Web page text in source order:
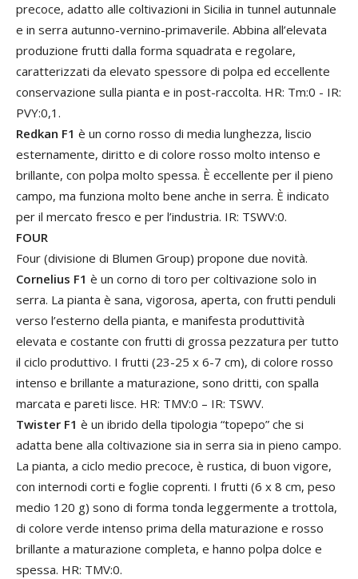
precoce, adatto alle coltivazioni in Sicilia in tunnel autunnale
e in serra autunno-vernino-primaverile. Abbina all’elevata
produzione frutti dalla forma squadrata e regolare,
caratterizzati da elevato spessore di polpa ed eccellente
conservazione sulla pianta e in post-raccolta. HR: Tm:0 - IR:
PVY:0,1.
Redkan F1 è un corno rosso di media lunghezza, liscio
esternamente, diritto e di colore rosso molto intenso e
brillante, con polpa molto spessa. È eccellente per il pieno
campo, ma funziona molto bene anche in serra. È indicato
per il mercato fresco e per l’industria. IR: TSWV:0.
FOUR
Four (divisione di Blumen Group) propone due novità.
Cornelius F1 è un corno di toro per coltivazione solo in
serra. La pianta è sana, vigorosa, aperta, con frutti penduli
verso l’esterno della pianta, e manifesta produttività
elevata e costante con frutti di grossa pezzatura per tutto
il ciclo produttivo. I frutti (23-25 x 6-7 cm), di colore rosso
intenso e brillante a maturazione, sono dritti, con spalla
marcata e pareti lisce. HR: TMV:0 – IR: TSWV.
Twister F1 è un ibrido della tipologia “topepo” che si
adatta bene alla coltivazione sia in serra sia in pieno campo.
La pianta, a ciclo medio precoce, è rustica, di buon vigore,
con internodi corti e foglie coprenti. I frutti (6 x 8 cm, peso
medio 120 g) sono di forma tonda leggermente a trottola,
di colore verde intenso prima della maturazione e rosso
brillante a maturazione completa, e hanno polpa dolce e
spessa. HR: TMV:0.